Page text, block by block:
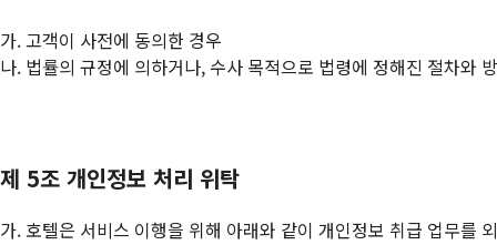
가. 고객이 사전에 동의한 경우
나. 법률의 규정에 의하거나, 수사 목적으로 법령에 정해진 절차와
제 5조 개인정보 처리 위탁
가. 호텔은 서비스 이행을 위해 아래와 같이 개인정보 취급 업무를